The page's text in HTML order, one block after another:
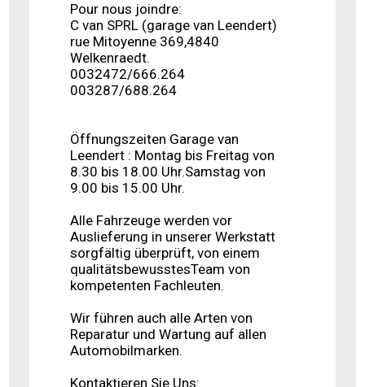
Pour nous joindre:
C van SPRL (garage van Leendert)
rue Mitoyenne 369,4840
Welkenraedt.
0032472/666.264
003287/688.264
Öffnungszeiten Garage van
Leendert : Montag bis Freitag von
8.30 bis 18.00 Uhr.Samstag von
9.00 bis 15.00 Uhr.
Alle Fahrzeuge werden vor
Auslieferung in unserer Werkstatt
sorgfältig überprüft, von einem
qualitätsbewusstesTeam von
kompetenten Fachleuten.
Wir führen auch alle Arten von
Reparatur und Wartung auf allen
Automobilmarken.
Kontaktieren Sie Uns: